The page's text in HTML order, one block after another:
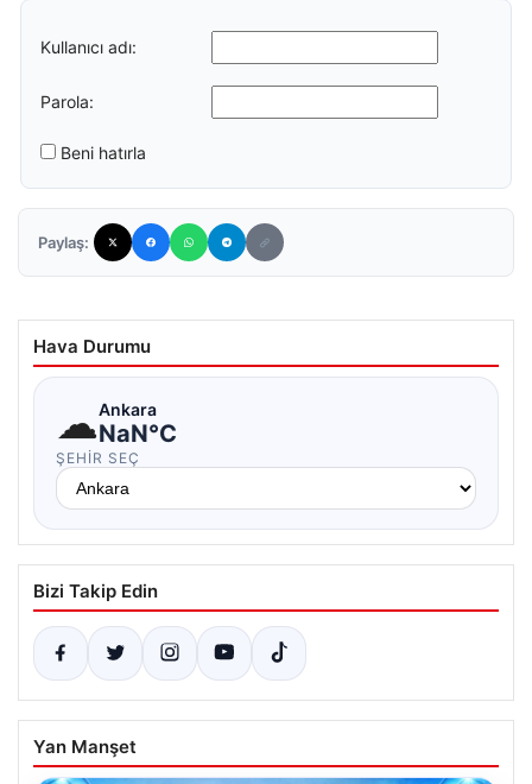
Kullanıcı adı:
Parola:
Beni hatırla
Paylaş:
Hava Durumu
☁Ankara
NaN°C
ŞEHIR SEÇ
Bizi Takip Edin
Yan Manşet